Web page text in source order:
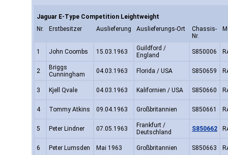
Jaguar E-Type Competition Leightweight
Nr.
Erstbesitzer Auslieferung Auslieferungs-Ort
Chassis-
Nr.
1 John Coombs 15.03.1963
Guildford /
England
S850006
2
Briggs
Cunningham
04.03.1963 Florida / USA S850659
3 Kjell Qvale 04.03.1963 Kalifornien / USA S850660
4 Tommy Atkins 09.04.1963 Großbritannien S850661
5 Peter Lindner 07.05.1963
Frankfurt /
Deutschland
S850662
6 Peter Lumsden Mai 1963 Großbritannien S850663